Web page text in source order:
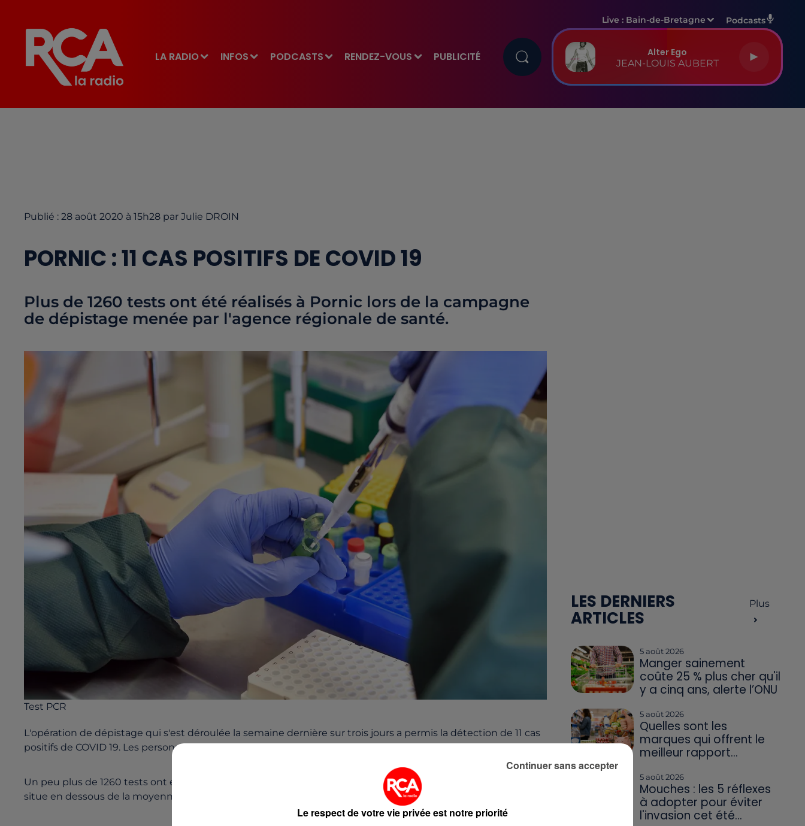
LA RADIO INFOS PODCASTS RENDEZ-VOUS PUBLICITÉ
Live : Bain-de-Bretagne Podcasts
Alter Ego
JEAN-LOUIS AUBERT
Publié : 28 août 2020 à 15h28 par Julie DROIN
PORNIC : 11 CAS POSITIFS DE COVID 19
Plus de 1260 tests ont été réalisés à Pornic lors de la campagne
de dépistage menée par l'agence régionale de santé.
Test PCR
L'opération de dépistage qui s'est déroulée la semaine dernière sur trois jours a permis la détection de 11 cas
positifs de COVID 19. Les personnes concernées ont été placées en quatorzaine ainsi que leurs cas contacts.
Un peu plus de 1260 tests ont été effectués et le résultat est plutôt satisfaisant car le taux de positivité se
situe en dessous de la moyenne départementale.
LES DERNIERS
ARTICLES
Plus
5 août 2026
Manger sainement
coûte 25 % plus cher qu'il
y a cinq ans, alerte l’ONU
5 août 2026
Quelles sont les
marques qui offrent le
meilleur rapport...
5 août 2026
Mouches : les 5 réflexes
à adopter pour éviter
l'invasion cet été...
Le respect de votre vie privée est notre priorité
Continuer sans accepter